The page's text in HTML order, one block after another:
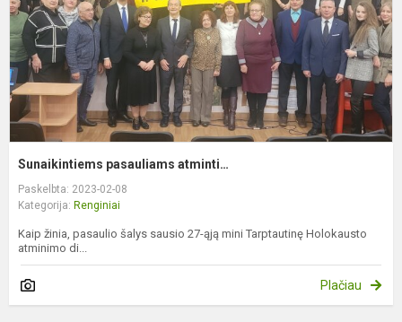
Sunaikintiems pasauliams atminti…
Paskelbta: 2023-02-08
Kategorija: Renginiai
Kaip žinia, pasaulio šalys sausio 27-ąją mini Tarptautinę Holokausto
atminimo di...
Plačiau